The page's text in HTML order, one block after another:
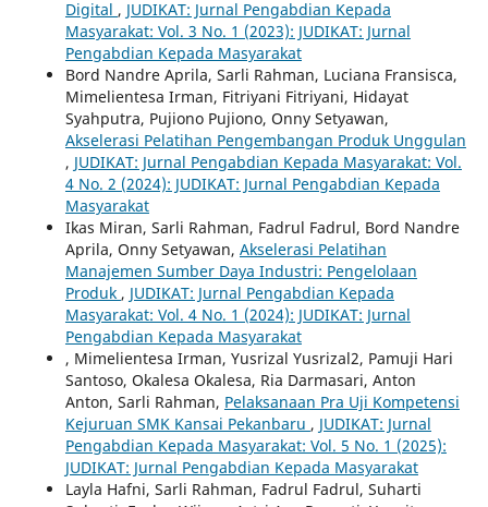
Digital , JUDIKAT: Jurnal Pengabdian Kepada
Masyarakat: Vol. 3 No. 1 (2023): JUDIKAT: Jurnal
Pengabdian Kepada Masyarakat
Bord Nandre Aprila, Sarli Rahman, Luciana Fransisca,
Mimelientesa Irman, Fitriyani Fitriyani, Hidayat
Syahputra, Pujiono Pujiono, Onny Setyawan,
Akselerasi Pelatihan Pengembangan Produk Unggulan
, JUDIKAT: Jurnal Pengabdian Kepada Masyarakat: Vol.
4 No. 2 (2024): JUDIKAT: Jurnal Pengabdian Kepada
Masyarakat
Ikas Miran, Sarli Rahman, Fadrul Fadrul, Bord Nandre
Aprila, Onny Setyawan, Akselerasi Pelatihan
Manajemen Sumber Daya Industri: Pengelolaan
Produk , JUDIKAT: Jurnal Pengabdian Kepada
Masyarakat: Vol. 4 No. 1 (2024): JUDIKAT: Jurnal
Pengabdian Kepada Masyarakat
, Mimelientesa Irman, Yusrizal Yusrizal2, Pamuji Hari
Santoso, Okalesa Okalesa, Ria Darmasari, Anton
Anton, Sarli Rahman, Pelaksanaan Pra Uji Kompetensi
Kejuruan SMK Kansai Pekanbaru , JUDIKAT: Jurnal
Pengabdian Kepada Masyarakat: Vol. 5 No. 1 (2025):
JUDIKAT: Jurnal Pengabdian Kepada Masyarakat
Layla Hafni, Sarli Rahman, Fadrul Fadrul, Suharti